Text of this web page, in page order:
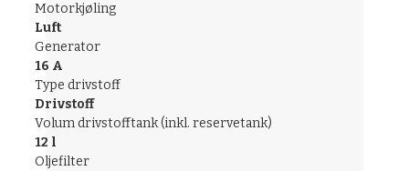
Motorkjøling
Luft
Generator
16 A
Type drivstoff
Drivstoff
Volum drivstofftank (inkl. reservetank)
12 l
Oljefilter